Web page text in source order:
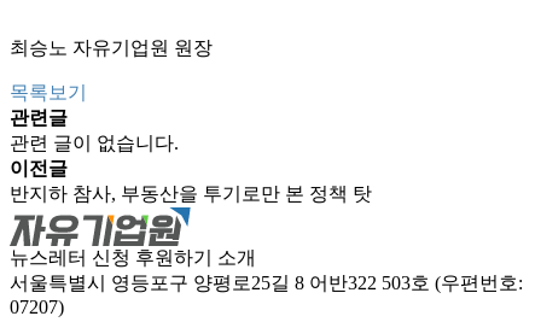
최승노 자유기업원 원장
목록보기
관련글
관련 글이 없습니다.
이전글
반지하 참사, 부동산을 투기로만 본 정책 탓
뉴스레터 신청 후원하기
소개
서울특별시 영등포구 양평로25길 8 어반322 503호 (우편번호:
07207)